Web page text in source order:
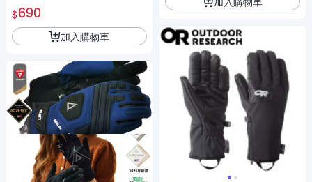
002/超細天鵝絨/手心止滑/機車
手套
$690
加入購物車